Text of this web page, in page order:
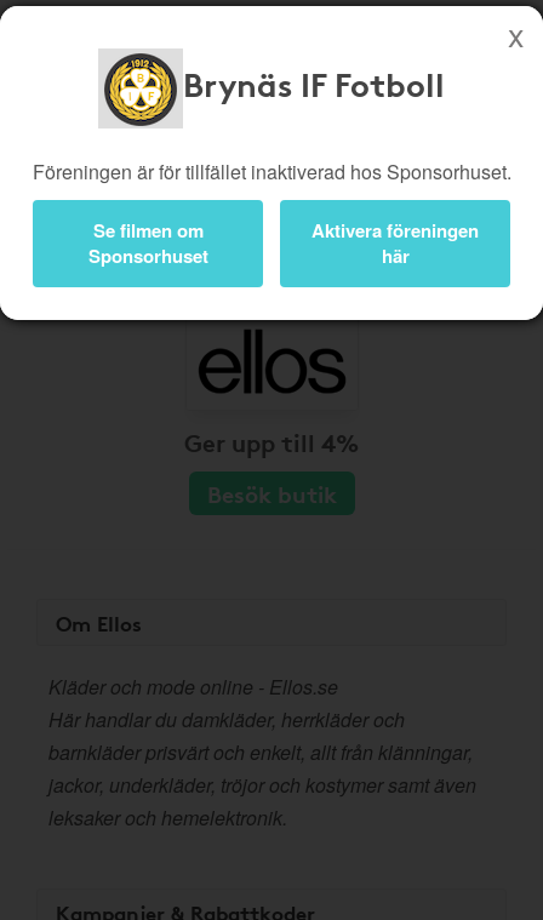
Köp genom denna sida stöttar Brynäs IF Fotboll
Presentkort
Kampanjer
Bli medlem
Logga in
Brynäs IF Fotboll
Föreningen är för tillfället inaktiverad hos Sponsorhuset.
Se filmen om
Sponsorhuset
Aktivera föreningen
här
Ger upp till 4%
Besök butik
Om Ellos
Kläder och mode online - Ellos.se
Här handlar du damkläder, herrkläder och
barnkläder prisvärt och enkelt, allt från klänningar,
jackor, underkläder, tröjor och kostymer samt även
leksaker och hemelektronik.
Kampanjer & Rabattkoder